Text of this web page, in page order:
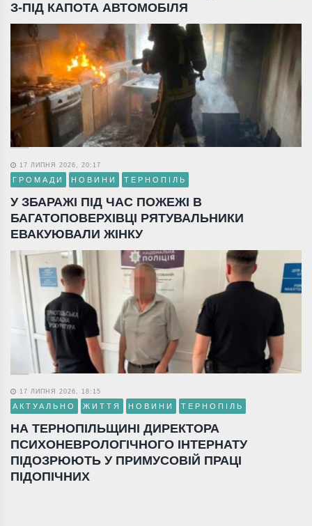
З-ПІД КАПОТА АВТОМОБІЛЯ
17 ЛИПНЯ 2026, 20:17
ГРОМАДИ НОВИНИ ТЕРНОПІЛЬ
У ЗБАРАЖІ ПІД ЧАС ПОЖЕЖІ В
БАГАТОПОВЕРХІВЦІ РЯТУВАЛЬНИКИ
ЕВАКУЮВАЛИ ЖІНКУ
17 ЛИПНЯ 2026, 18:15
АКТУАЛЬНО ЖИТТЯ НОВИНИ ТЕРНОПІЛЬ
НА ТЕРНОПІЛЬЩИНІ ДИРЕКТОРА
ПСИХОНЕВРОЛОГІЧНОГО ІНТЕРНАТУ
ПІДОЗРЮЮТЬ У ПРИМУСОВІЙ ПРАЦІ
ПІДОПІЧНИХ